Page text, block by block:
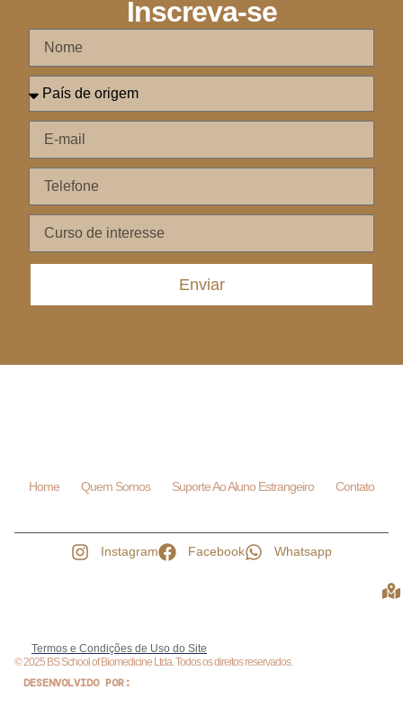
Inscreva-se
Enviar
Home Quem Somos Suporte Ao Aluno Estrangeiro Contato
Instagram Facebook Whatsapp
Termos e Condições de Uso do Site
© 2025 BS School of Biomedicine Ltda. Todos os direitos reservados.
DESENVOLVIDO POR: